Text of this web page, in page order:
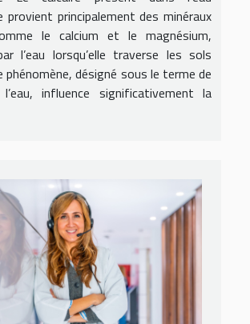
provient principalement des minéraux
le calcium et le magnésium,
l’eau lorsqu’elle traverse les sols
phénomène, désigné sous le terme de
influence significativement la